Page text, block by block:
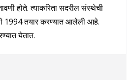
होते. त्याकरिता सदरील संस्थेची
1994 तयार करण्यात आलेली आहे.
येतात.